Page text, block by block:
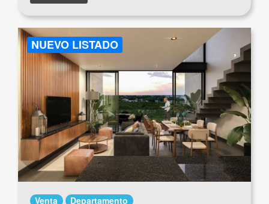
NUEVO LISTADO
Venta Departamento